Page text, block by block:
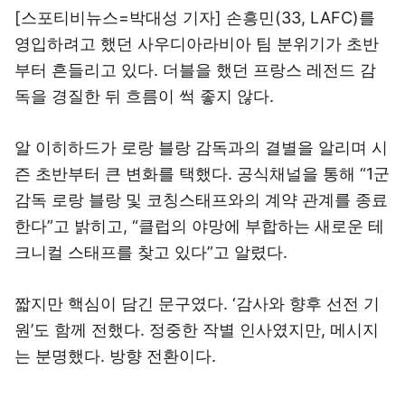
[스포티비뉴스=박대성 기자] 손흥민(33, LAFC)를
영입하려고 했던 사우디아라비아 팀 분위기가 초반
부터 흔들리고 있다. 더블을 했던 프랑스 레전드 감
독을 경질한 뒤 흐름이 썩 좋지 않다.
알 이히하드가 로랑 블랑 감독과의 결별을 알리며 시
즌 초반부터 큰 변화를 택했다. 공식채널을 통해 “1군
감독 로랑 블랑 및 코칭스태프와의 계약 관계를 종료
한다”고 밝히고, “클럽의 야망에 부합하는 새로운 테
크니컬 스태프를 찾고 있다”고 알렸다.
짧지만 핵심이 담긴 문구였다. ‘감사와 향후 선전 기
원’도 함께 전했다. 정중한 작별 인사였지만, 메시지
는 분명했다. 방향 전환이다.